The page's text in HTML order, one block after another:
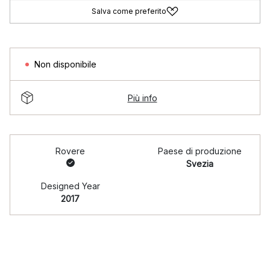
Salva come preferito
Non disponibile
Più info
Rovere
Paese di produzione
Svezia
Designed Year
2017